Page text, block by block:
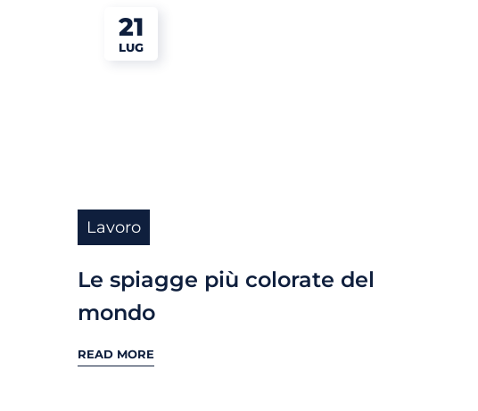
21
LUG
Lavoro
Le spiagge più colorate del
mondo
READ MORE